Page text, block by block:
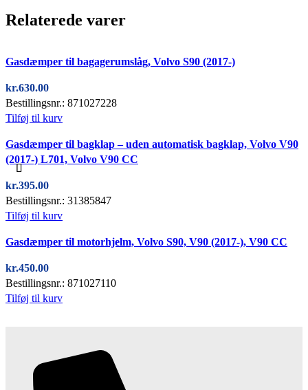
Relaterede varer
Gasdæmper til bagagerumslåg, Volvo S90 (2017-)
kr.630.00
Bestillingsnr.: 871027228
Tilføj til kurv
Gasdæmper til bagklap – uden automatisk bagklap, Volvo V90
(2017-) L701, Volvo V90 CC
kr.395.00
Bestillingsnr.: 31385847
Tilføj til kurv
Gasdæmper til motorhjelm, Volvo S90, V90 (2017-), V90 CC
kr.450.00
Bestillingsnr.: 871027110
Tilføj til kurv